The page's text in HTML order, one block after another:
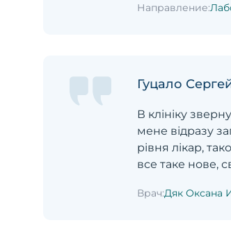
Направление:
Гуцало
В клініку
мене відразу
рівня лікар,
все таке нове,
Врач:Дяк Оксана